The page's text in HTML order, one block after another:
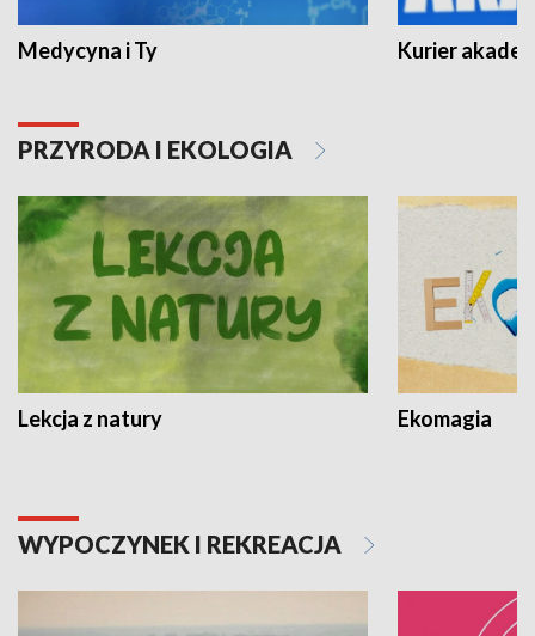
Medycyna i Ty Kurier
PRZYRODA I EKOLOGIA
Lekcja z natury Ekomagia
WYPOCZYNEK I REKREACJA